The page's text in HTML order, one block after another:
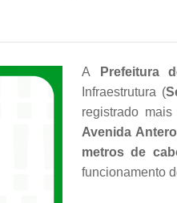
A Prefeitura
Infraestrutura (
registrado
Avenida
metros de
funcionamento